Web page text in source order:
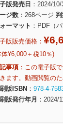
版発売日
2024/10/
ジ数
268ページ 判
ーマット
PDF（
版販売価格：
体¥6,000＋税10％)
事項
この電子版
ます。動画閲覧の
版ISBN
978-4-
版発行年月
2024/